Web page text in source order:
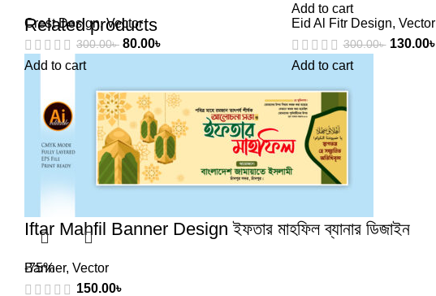
Add to cart
Crest Design,Vector
300.00৳ 80.00৳
Add to cart
Eid Al Fitr Design, Vector
300.00৳ 130.00৳
Add to cart
Related products
Iftar Mahfil Banner Design ইফতার মাহফিল ব্যানার ডিজাইন
Banner, Vector
150.00৳
-75%